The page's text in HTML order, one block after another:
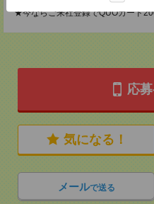
★今ならご来社登録でQUOカード
応
気になる！
メールで送る